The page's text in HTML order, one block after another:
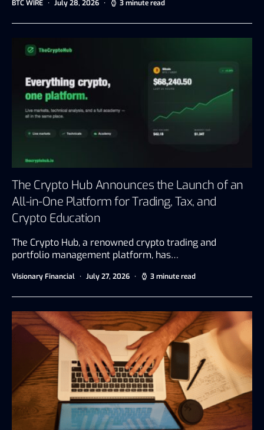
BTC WIRE July 28, 2026 3 minute read
The Crypto Hub Announces the Launch of an
All-in-One Platform for Trading, Tax, and
Crypto Education
The Crypto Hub, a renowned crypto trading and
portfolio management platform, has…
Visionary Financial July 27, 2026 3 minute read